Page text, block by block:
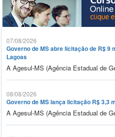
07/08/2026
Governo de MS abre licitação de R$
Lagoas
A Agesul-MS (Agência Estadual de
08/08/2026
Governo de MS lança licitação R$ 3,3
A Agesul-MS (Agência Estadual de